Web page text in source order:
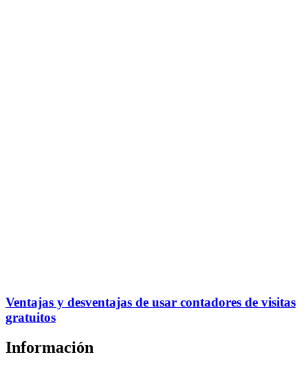
Ventajas y desventajas de usar contadores de visitas
gratuitos
Información